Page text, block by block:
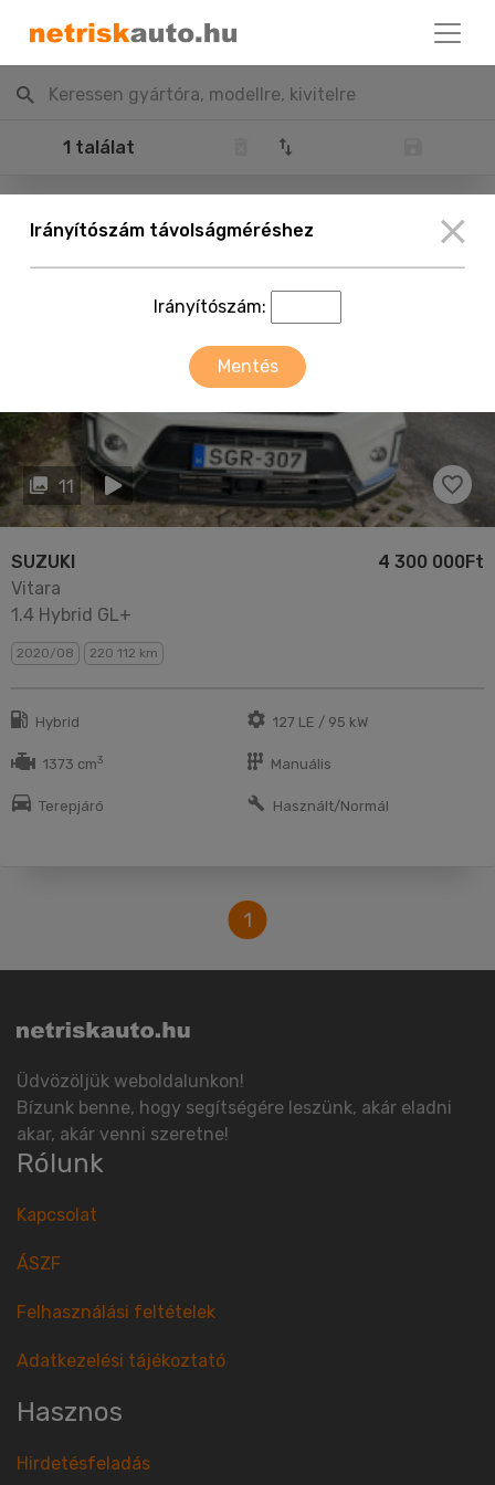
Keressen gyártóra, modellre, kivitelre
1 találat
11
SUZUKI
4 300 000Ft
Vitara
1.4 Hybrid GL+
2020/08 220 112 km
Hybrid 127 LE / 95 kW
1373 cm3 Manuális
Terepjáró Használt/Normál
1
Üdvözöljük weboldalunkon!
Bízunk benne, hogy segítségére leszünk, akár eladni
akar, akár venni szeretne!
Rólunk
Kapcsolat
ÁSZF
Felhasználási feltételek
Adatkezelési tájékoztató
Hasznos
Hirdetésfeladás
Irányítószám távolságméréshez
Irányítószám:
Mentés